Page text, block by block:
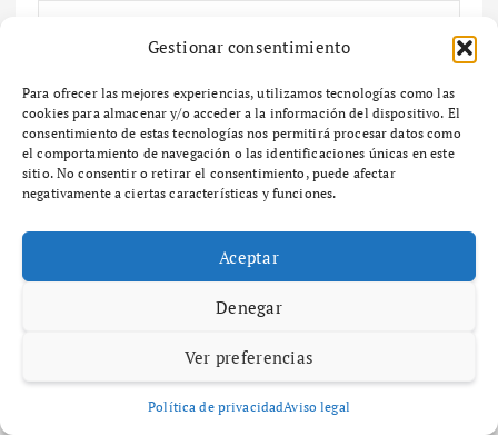
Gestionar consentimiento
Para ofrecer las mejores experiencias, utilizamos tecnologías como las
cookies para almacenar y/o acceder a la información del dispositivo. El
consentimiento de estas tecnologías nos permitirá procesar datos como
el comportamiento de navegación o las identificaciones únicas en este
sitio. No consentir o retirar el consentimiento, puede afectar
negativamente a ciertas características y funciones.
Aceptar
Denegar
Ver preferencias
Política de privacidadAviso legal
Web
Guarda mi nombre, correo electrónico y web en
este navegador para la próxima vez que comente.